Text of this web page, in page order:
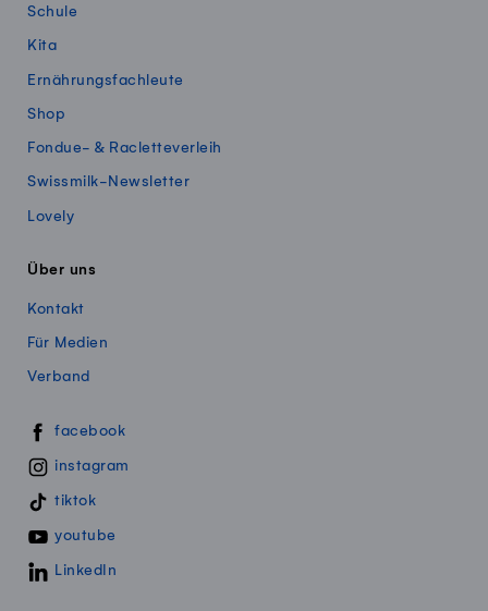
Schule
Kita
Ernährungsfachleute
Shop
Fondue- & Racletteverleih
Swissmilk-Newsletter
Lovely
Über uns
Kontakt
Für Medien
Verband
Swissmillk auf Social Media
facebook
instagram
tiktok
youtube
LinkedIn